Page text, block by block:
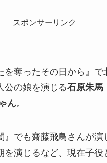
スポンサーリンク
を奪ったその日から』で
公の娘を演じる石原朱馬
ん。
』でも齋藤飛鳥さんが演
を演じるなど、現在子役